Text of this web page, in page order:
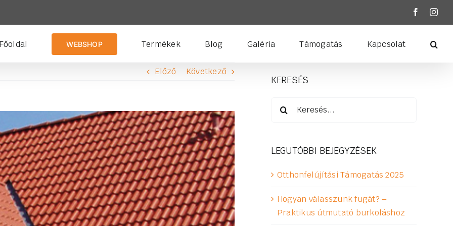
Facebook
Főoldal WEBSHOP Termékek Blog Galéria Támogatás Kapcsolat
Előző Következő
KERESÉS
LEGUTÓBBI BEJEGYZÉSEK
Otthonfelújítási Támogatás 2025
Hogyan válasszunk fugát? –
Praktikus útmutató burkoláshoz